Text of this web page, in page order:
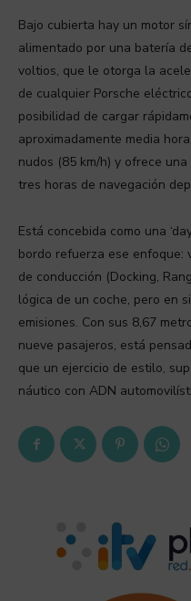
Bajo cubierta hay un motor
alimentado por una batería
voltios, que le otorga la
de cualquier Porsche
posibilidad de cargar
aproximadamente media
nudos (85 km/h) y ofrece
tres horas de navegación
Está concebida como una
bordo refuerza ese enfoque:
de conducción (Docking,
lógica de un coche, pero en
emisiones. Con sus 8,67
nueve pasajeros, está
que un ejercicio de estilo,
náutico con ADN